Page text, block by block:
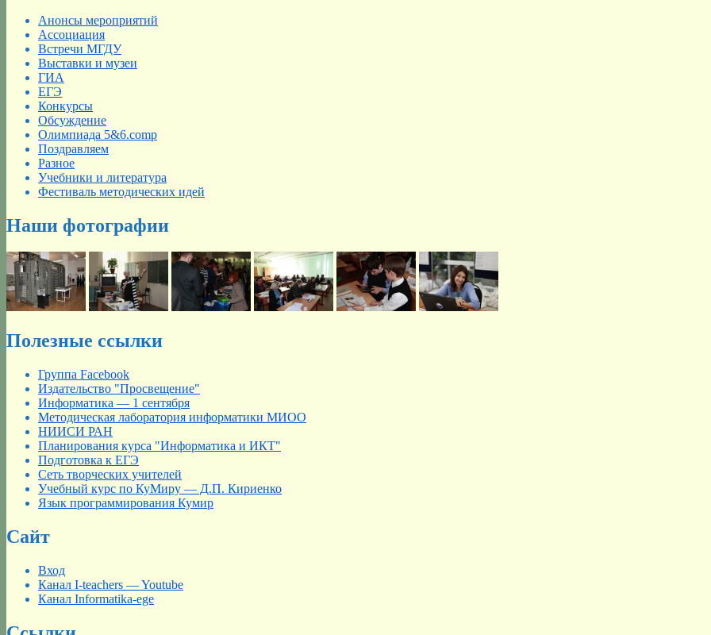
Анонсы мероприятий
Ассоциация
Встречи МГДУ
Выставки и музеи
ГИА
ЕГЭ
Конкурсы
Обсуждение
Олимпиада 5&6.comp
Поздравляем
Разное
Учебники и литература
Фестиваль методических идей
Наши фотографии
Полезные ссылки
Группа Facebook
Издательство "Просвещение"
Информатика — 1 сентября
Методическая лаборатория информатики МИОО
НИИСИ РАН
Планирования курса "Информатика и ИКТ"
Подготовка к ЕГЭ
Сеть творческих учителей
Учебный курс по КуМиру — Д.П. Кириенко
Язык программирования Кумир
Сайт
Вход
Канал I-teachers — Youtube
Канал Informatika-ege